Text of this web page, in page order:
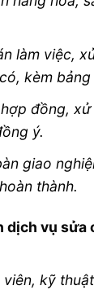
làm việc,
kèm bảng
đồng,
ý.
giao
thành.
dịch vụ sửa
kỹ